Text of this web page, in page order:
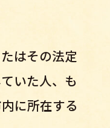
はその法定
いた人、も
に所在する